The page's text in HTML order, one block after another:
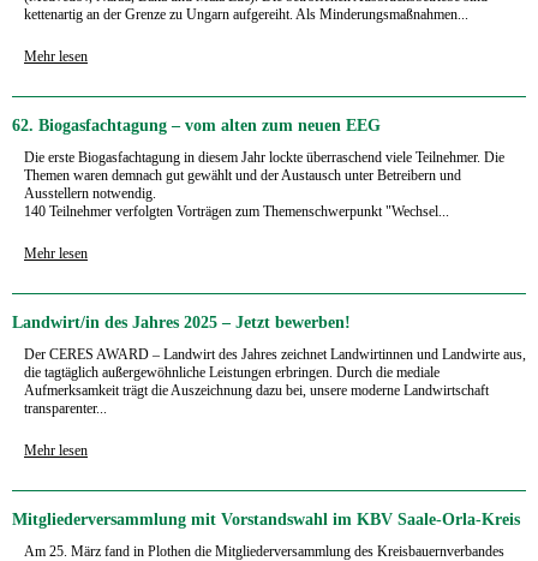
kettenartig an der Grenze zu Ungarn aufgereiht. Als Minderungsmaßnahmen...
Mehr lesen
62. Biogasfachtagung – vom alten zum neuen EEG
Die erste Biogasfachtagung in diesem Jahr lockte überraschend viele Teilnehmer. Die
Themen waren demnach gut gewählt und der Austausch unter Betreibern und
Ausstellern notwendig.
140 Teilnehmer verfolgten Vorträgen zum Themenschwerpunkt "Wechsel...
Mehr lesen
Landwirt/in des Jahres 2025 – Jetzt bewerben!
Der CERES AWARD – Landwirt des Jahres zeichnet Landwirtinnen und Landwirte aus,
die tagtäglich außergewöhnliche Leistungen erbringen. Durch die mediale
Aufmerksamkeit trägt die Auszeichnung dazu bei, unsere moderne Landwirtschaft
transparenter...
Mehr lesen
Mitgliederversammlung mit Vorstandswahl im KBV Saale-Orla-Kreis
Am 25. März fand in Plothen die Mitgliederversammlung des Kreisbauernverbandes